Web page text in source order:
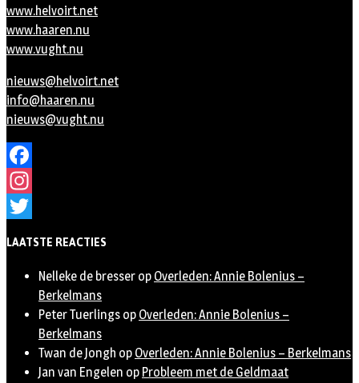
www.helvoirt.net
www.haaren.nu
www.vught.nu
nieuws@helvoirt.net
info@haaren.nu
nieuws@vught.nu
Facebook
Instagram
LAATSTE REACTIES
Nelleke de bresser op Overleden: Annie Bolenius –
Berkelmans
Peter Tuerlings op Overleden: Annie Bolenius –
Berkelmans
Twan de Jongh op Overleden: Annie Bolenius – Berkelmans
Jan van Engelen op Probleem met de Geldmaat